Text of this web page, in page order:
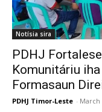
Notísia sira
PDHJ
Komunitáriu
Formasaun
PDHJ Timor-Leste - March